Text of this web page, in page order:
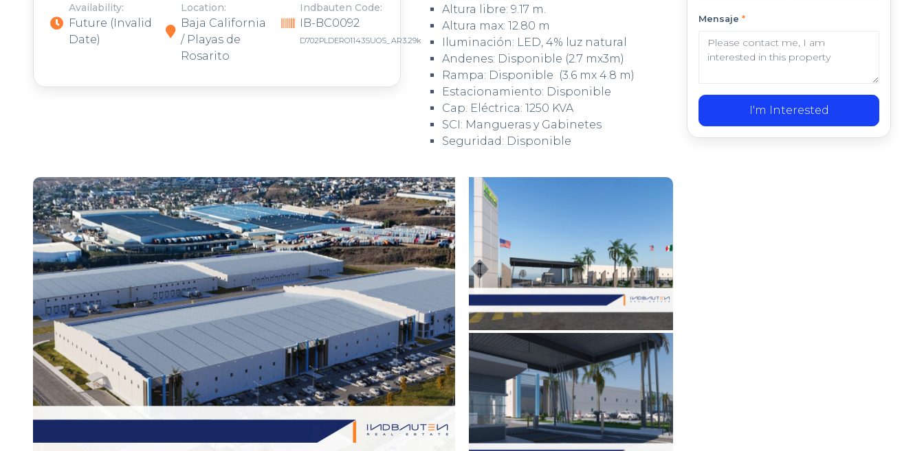
Availability:
Future (Invalid
Date)
Location:
Baja California
/ Playas de
Rosarito
Indbauten Code:
IB-BC0092
D702PLDERO1143SUOS_AR3.29k
Altura libre: 9.17 m.
Altura max: 12.80 m
Iluminación: LED, 4% luz natural
Andenes: Disponible (2.7 mx3m)
Rampa: Disponible (3.6 mx 4.8 m)
Estacionamiento: Disponible
Cap. Eléctrica: 1250 KVA
SCI: Mangueras y Gabinetes
Seguridad: Disponible
Mensaje *
I'm Interested